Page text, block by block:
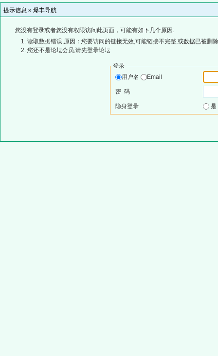
提示信息 » 爆丰导航
您没有登录或者您没有权限访问此页面，可能有如下几个原因:
读取数据错误,原因：您要访问的链接无效,可能链接不完整,或数据已被删
您还不是论坛会员,请先登录论坛
登录
用户名
Email
密 码
隐身登录